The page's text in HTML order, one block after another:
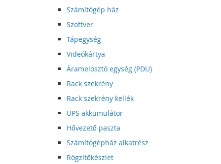
Számítógép ház
Szoftver
Tápegység
Videókártya
Áramelosztó egység (PDU)
Rack szekrény
Rack szekrény kellék
UPS akkumulátor
Hővezető paszta
Számítógépház alkatrész
Rögzítőkészlet